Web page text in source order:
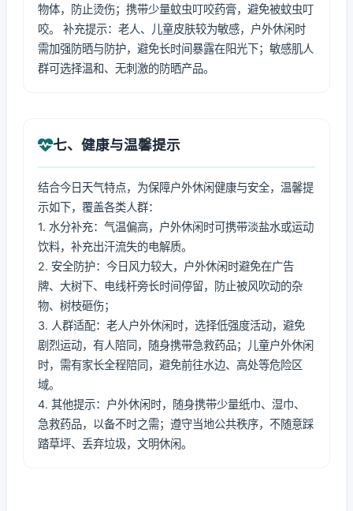
物体，防止烫伤；携带少量蚊虫叮咬药膏，避免被蚊虫叮
咬。 补充提示：老人、儿童皮肤较为敏感，户外休闲时
需加强防晒与防护，避免长时间暴露在阳光下；敏感肌人
群可选择温和、无刺激的防晒产品。
七、健康与温馨提示
结合今日天气特点，为保障户外休闲健康与安全，温馨提
示如下，覆盖各类人群：
1. 水分补充：气温偏高，户外休闲时可携带淡盐水或运动
饮料，补充出汗流失的电解质。
2. 安全防护：今日风力较大，户外休闲时避免在广告
牌、大树下、电线杆旁长时间停留，防止被风吹动的杂
物、树枝砸伤；
3. 人群适配：老人户外休闲时，选择低强度活动，避免
剧烈运动，有人陪同，随身携带急救药品；儿童户外休闲
时，需有家长全程陪同，避免前往水边、高处等危险区
域。
4. 其他提示：户外休闲时，随身携带少量纸巾、湿巾、
急救药品，以备不时之需；遵守当地公共秩序，不随意踩
踏草坪、丢弃垃圾，文明休闲。